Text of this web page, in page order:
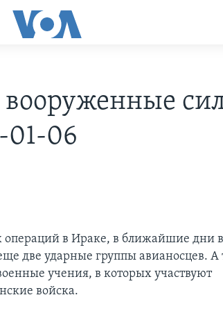
01-06
операций в Ираке, в ближайшие дни
две ударные группы авианосцев. А
учения, в которых участвуют
войска.